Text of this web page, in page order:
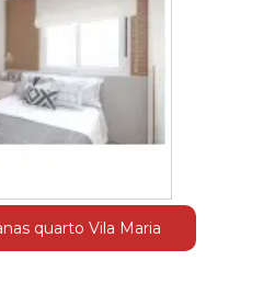
quarto Vila Maria